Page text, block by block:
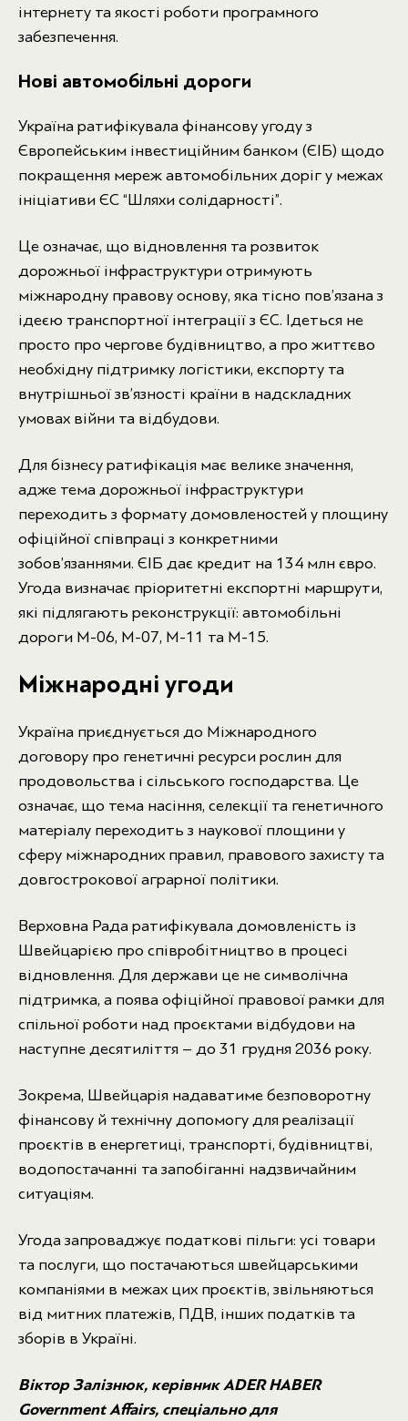
інтернету та якості роботи програмного
забезпечення.
Нові автомобільні дороги
Україна ратифікувала фінансову угоду з
Європейським інвестиційним банком (ЄІБ) щодо
покращення мереж автомобільних доріг у межах
ініціативи ЄС “Шляхи солідарності”.
Це означає, що відновлення та розвиток
дорожньої інфраструктури отримують
міжнародну правову основу, яка тісно пов’язана з
ідеєю транспортної інтеграції з ЄС. Ідеться не
просто про чергове будівництво, а про життєво
необхідну підтримку логістики, експорту та
внутрішньої зв’язності країни в надскладних
умовах війни та відбудови.
Для бізнесу ратифікація має велике значення,
адже тема дорожньої інфраструктури
переходить з формату домовленостей у площину
офіційної співпраці з конкретними
зобов’язаннями. ЄІБ дає кредит на 134 млн євро.
Угода визначає пріоритетні експортні маршрути,
які підлягають реконструкції: автомобільні
дороги М-06, М-07, М-11 та М-15.
Міжнародні угоди
Україна приєднується до Міжнародного
договору про генетичні ресурси рослин для
продовольства і сільського господарства. Це
означає, що тема насіння, селекції та генетичного
матеріалу переходить з наукової площини у
сферу міжнародних правил, правового захисту та
довгострокової аграрної політики.
Верховна Рада ратифікувала домовленість із
Швейцарією про співробітництво в процесі
відновлення. Для держави це не символічна
підтримка, а поява офіційної правової рамки для
спільної роботи над проєктами відбудови на
наступне десятиліття – до 31 грудня 2036 року.
Зокрема, Швейцарія надаватиме безповоротну
фінансову й технічну допомогу для реалізації
проєктів в енергетиці, транспорті, будівництві,
водопостачанні та запобіганні надзвичайним
ситуаціям.
Угода запроваджує податкові пільги: усі товари
та послуги, що постачаються швейцарськими
компаніями в межах цих проєктів, звільняються
від митних платежів, ПДВ, інших податків та
зборів в Україні.
Віктор Залізнюк, керівник ADER HABER
Government Affairs, спеціально для